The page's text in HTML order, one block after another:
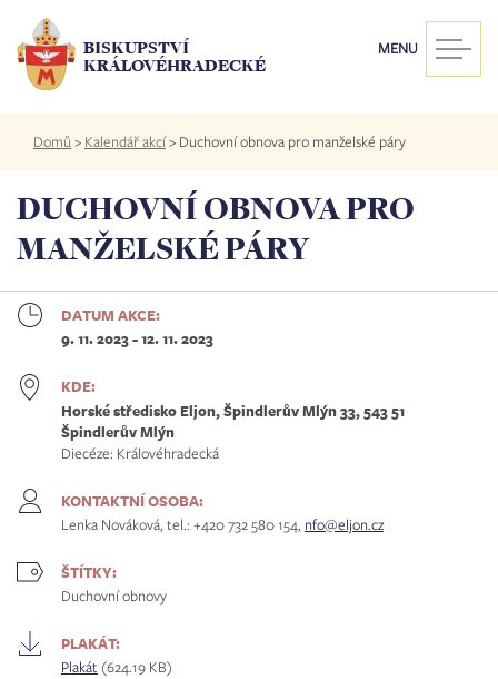
hlavnímu
obsahu
BISKUPSTVÍ
KRÁLOVÉHRADECKÉ
MENU
Drobečková
navigace
Domů > Kalendář akcí> Duchovní obnova pro manželské páry
DUCHOVNÍ OBNOVA PRO
MANŽELSKÉ PÁRY
DATUM AKCE:
9. 11. 2023-12. 11. 2023
KDE:
Horské středisko Eljon, Špindlerův Mlýn 33, 543 51
Špindlerův Mlýn
Diecéze: Královéhradecká
KONTAKTNÍ OSOBA:
Lenka Nováková, tel.: +420 732 580 154, nfo@eljon.cz
ŠTÍTKY:
Duchovní obnovy
PLAKÁT:
Plakát (624.19 KB)